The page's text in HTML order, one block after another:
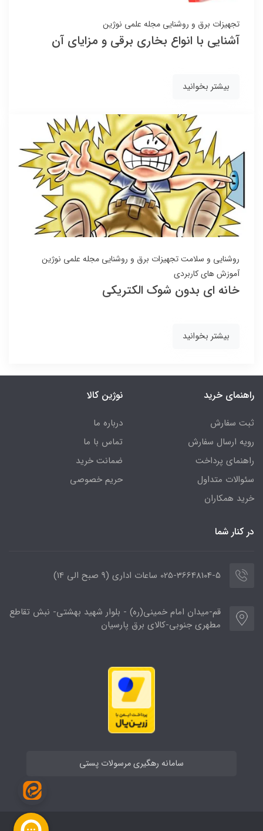
تجهیزات برق و روشنایی مجله علمی نوژین
آشنایی با انواع بخاری برقی و مزایای آن
بیشتر بخوانید
روشنایی و سلامتتجهیزات برق و روشنایی مجله علمی نوژین
آموزش های کاربردی
خانه ای بدون شوک الکتریکی
بیشتر بخوانید
راهنمای خرید
ثبت سفارش
رویه ارسال سفارش
راهنمای پرداخت
سئوالات متداول
خرید همکاران
نوژین کالا
درباره ما
تماس با ما
ضمانت خرید
حریم خصوصی
در کنار شما
025-36648104-5 ساعات اداری (9 صبح الی 14)
قم-میدان امام خمینی(ره) - بلوار شهید بهشتی- نبش تقاطع
مطهری جنوبی-کالای برق پارسیان
سامانه رهگیری مرسولات پستی